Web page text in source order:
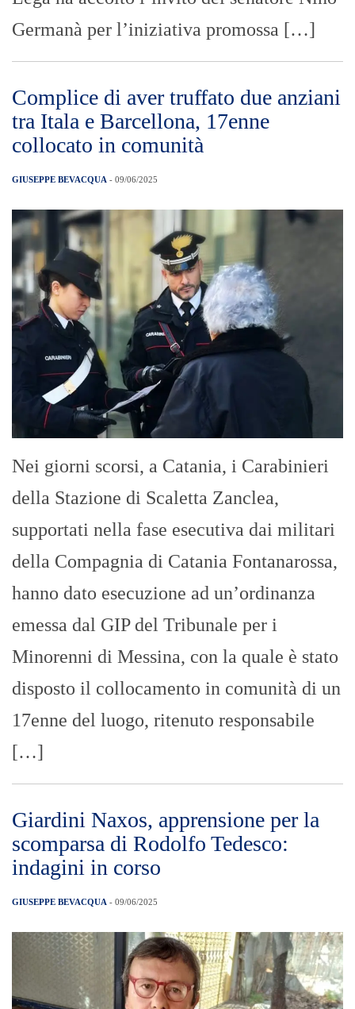
Germanà per l’iniziativa promossa […]
Complice di aver truffato due anziani
tra Itala e Barcellona, 17enne
collocato in comunità
GIUSEPPE BEVACQUA - 09/06/2025
Nei giorni scorsi, a Catania, i Carabinieri
della Stazione di Scaletta Zanclea,
supportati nella fase esecutiva dai militari
della Compagnia di Catania Fontanarossa,
hanno dato esecuzione ad un’ordinanza
emessa dal GIP del Tribunale per i
Minorenni di Messina, con la quale è stato
disposto il collocamento in comunità di un
17enne del luogo, ritenuto responsabile
[…]
Giardini Naxos, apprensione per la
scomparsa di Rodolfo Tedesco:
indagini in corso
GIUSEPPE BEVACQUA - 09/06/2025